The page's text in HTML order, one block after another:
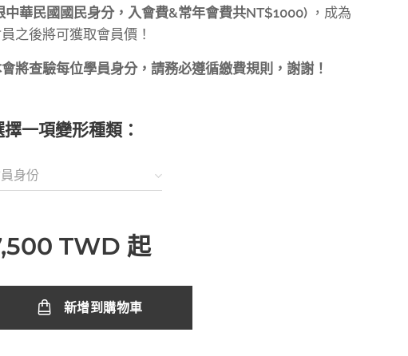
中華民國國民身分，入會費&常年會費共NT$1000) ，成為
之後將可獲取會員價！
將查驗每位學員身分，請務必遵循繳費規則，謝謝！
擇一項變形種類：
身份
TWD 起
新增到購物車